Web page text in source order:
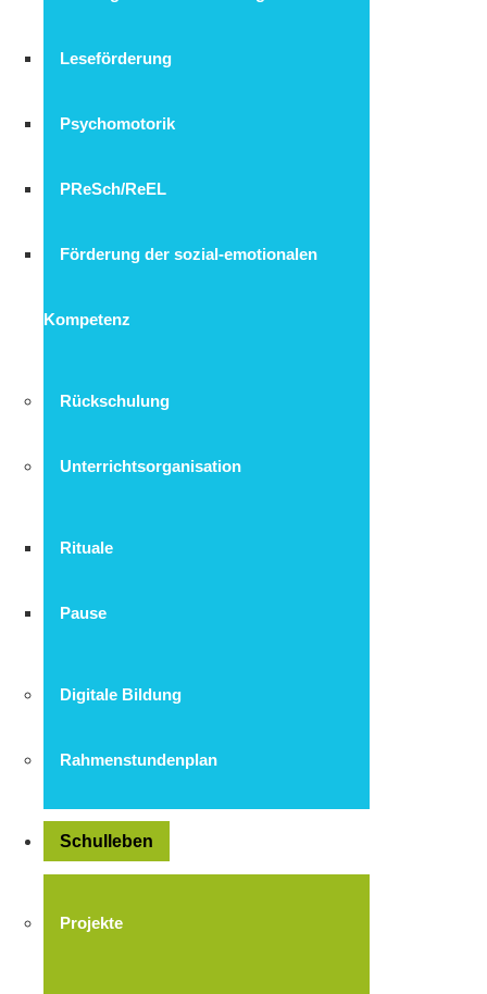
Leseförderung
Psychomotorik
PReSch/ReEL
Förderung der sozial-emotionalen
Kompetenz
Rückschulung
Unterrichtsorganisation
Rituale
Pause
Digitale Bildung
Rahmenstundenplan
Schulleben
Projekte